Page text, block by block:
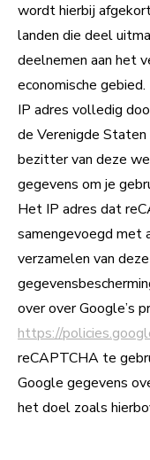
wordt hierbij
landen die deel
deelnemen aan het
economische
IP adres volledig
de Verenigde
bezitter van deze
gegevens om je
Het IP adres dat
samengevoegd met
verzamelen van
over over Google’s
https://
reCAPTCHA te
Google gegevens
het doel zoals